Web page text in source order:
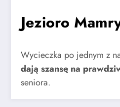
Jezioro
Wycieczka po jednym z
dają szansę na
seniora.